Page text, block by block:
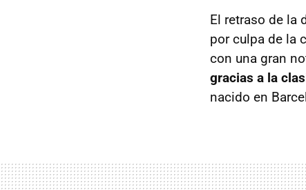
El retraso de la
por culpa de la
con una gran
gracias a la
nacido en